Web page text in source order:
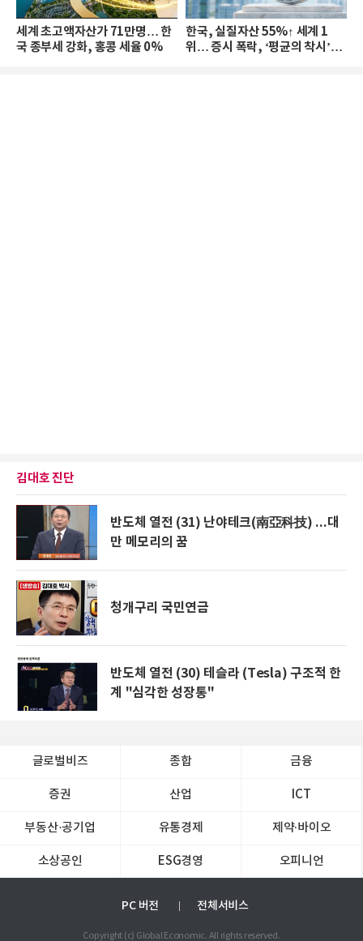
세계 초고액자산가 71만명… 한
국 종부세 강화, 홍콩 세율 0%
한국, 실질자산 55%↑ 세계 1
위… 증시 폭락, ‘평균의 착시’와
김대호 진단
반도체 열전 (31) 난야테크(南亞科技) ...대
만 메모리의 꿈
청개구리 국민연금
반도체 열전 (30) 테슬라 (Tesla) 구조적 한
계 "심각한 성장통"
글로벌비즈 종합 금융
증권 산업 ICT
부동산·공기업 유통경제 제약∙바이오
소상공인 ESG경영 오피니언
PC 버전 전체서비스
Copyright (c) Global Economic. All rights reserved.